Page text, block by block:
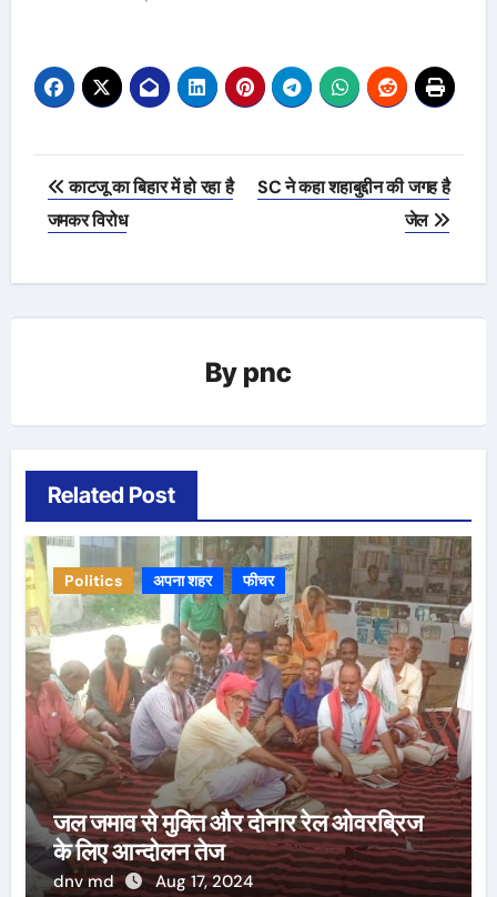
Post
navigation
काटजू का बिहार में हो रहा है
जमकर विरोध
SC ने कहा शहाबुद्दीन की जगह है
जेल
By pnc
Related Post
Politics अपना शहर फीचर
जल जमाव से मुक्ति और दोनार रेल ओवरब्रिज
के लिए आन्दोलन तेज
dnv md Aug 17, 2024